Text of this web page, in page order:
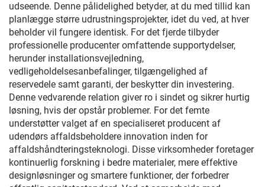
udseende. Denne pålidelighed betyder, at du med tillid kan
planlægge større udrustningsprojekter, idet du ved, at hver
beholder vil fungere identisk. For det fjerde tilbyder
professionelle producenter omfattende supportydelser,
herunder installationsvejledning,
vedligeholdelsesanbefalinger, tilgængelighed af
reservedele samt garanti, der beskytter din investering.
Denne vedvarende relation giver ro i sindet og sikrer hurtig
løsning, hvis der opstår problemer. For det femte
understøtter valget af en specialiseret producent af
udendørs affaldsbeholdere innovation inden for
affaldshåndteringsteknologi. Disse virksomheder foretager
kontinuerlig forskning i bedre materialer, mere effektive
designløsninger og smartere funktioner, der forbedrer